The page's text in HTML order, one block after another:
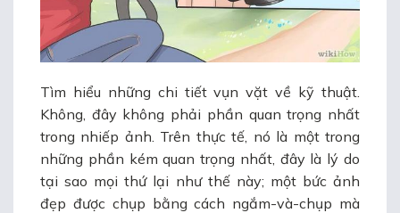
Tìm hiểu những chi tiết vụn vặt về kỹ thuật.
Không, đây không phải phần quan trọng nhất
trong nhiếp ảnh. Trên thực tế, nó là một trong
những phần kém quan trọng nhất, đây là lý do
tại sao mọi thứ lại như thế này; một bức ảnh
đẹp được chụp bằng cách ngắm-và-chụp mà